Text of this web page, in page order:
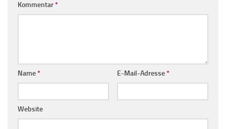
Kommentar*
Name* E-Mail-Adresse*
Website